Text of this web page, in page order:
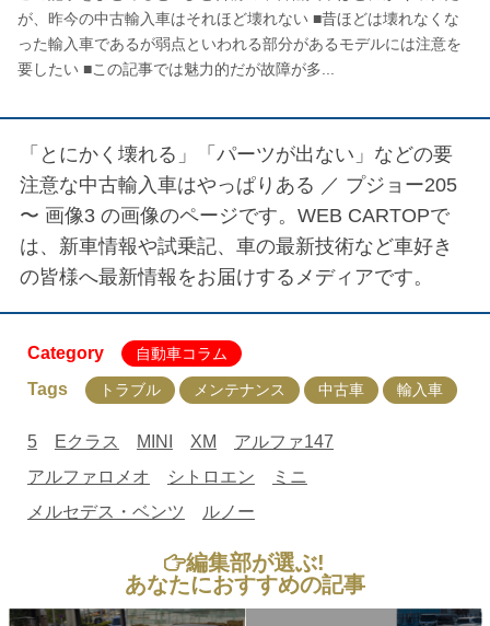
が、昨今の中古輸入車はそれほど壊れない ■昔ほどは壊れなくな
った輸入車であるが弱点といわれる部分があるモデルには注意を
要したい ■この記事では魅力的だが故障が多...
「とにかく壊れる」「パーツが出ない」などの要
注意な中古輸入車はやっぱりある ／ プジョー205
〜 画像3 の画像のページです。WEB CARTOPで
は、新車情報や試乗記、車の最新技術など車好き
の皆様へ最新情報をお届けするメディアです。
Category 自動車コラム
Tags トラブル メンテナンス 中古車 輸入車
5 Eクラス MINI XM
アルファ147
アルファロメオ
シトロエン
ミニ
メルセデス・ベンツ
ルノー
編集部が選ぶ!
あなたにおすすめの記事